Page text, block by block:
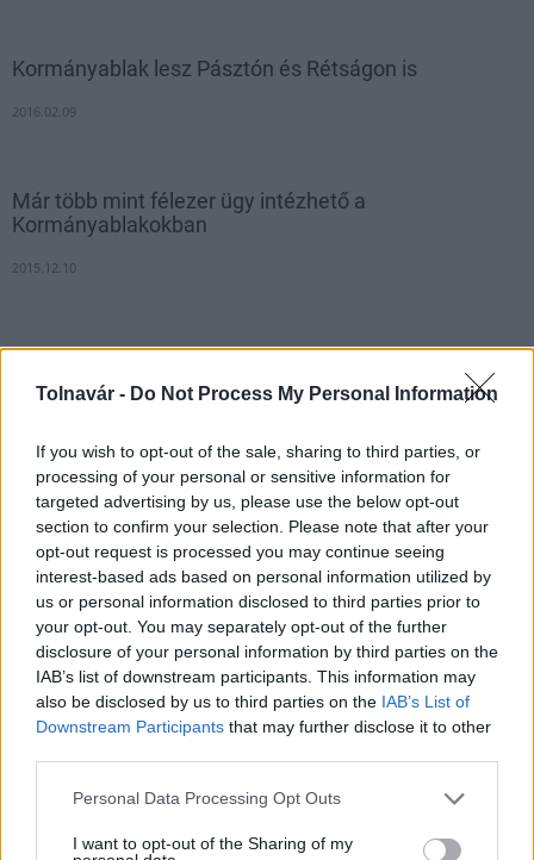
Tolnavár - Do Not Process My Personal Information
If you wish to opt-out of the sale, sharing to third parties, or
processing of your personal or sensitive information for
targeted advertising by us, please use the below opt-out
section to confirm your selection. Please note that after your
opt-out request is processed you may continue seeing
interest-based ads based on personal information utilized by
us or personal information disclosed to third parties prior to
your opt-out. You may separately opt-out of the further
disclosure of your personal information by third parties on the
IAB’s list of downstream participants. This information may
also be disclosed by us to third parties on the IAB’s List of
Downstream Participants that may further disclose it to other
Please note that this website/app uses one or more Google
not limited to your visit or usage behaviour. You may click to
Personal Data Processing Opt Outs
I want to opt-out of the Sharing of my
Kormányablak lesz Pásztón és Rétságon is
2016.02.09
Már több mint félezer ügy intézhető a
Kormányablakokban
2015.12.10
A kormányablakoknál is lehet szállást foglalni az
Erzsébet-program keretében
Rendkívül nagy érdeklődés övezte az idei Erzsébet-program
üdülési pályázatait. A kormányablakokban mindenki segítséget
kaphat a szállások kiválasztásában és a konkrét foglalásokban
Doboznyi szeretet a kormányhivataltól
2015.12.11
HÍRLEVÉL